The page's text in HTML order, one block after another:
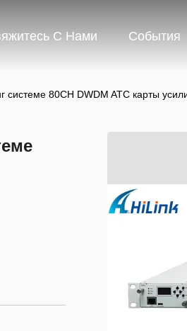
С Нами События
80CH DWDM ATC карты